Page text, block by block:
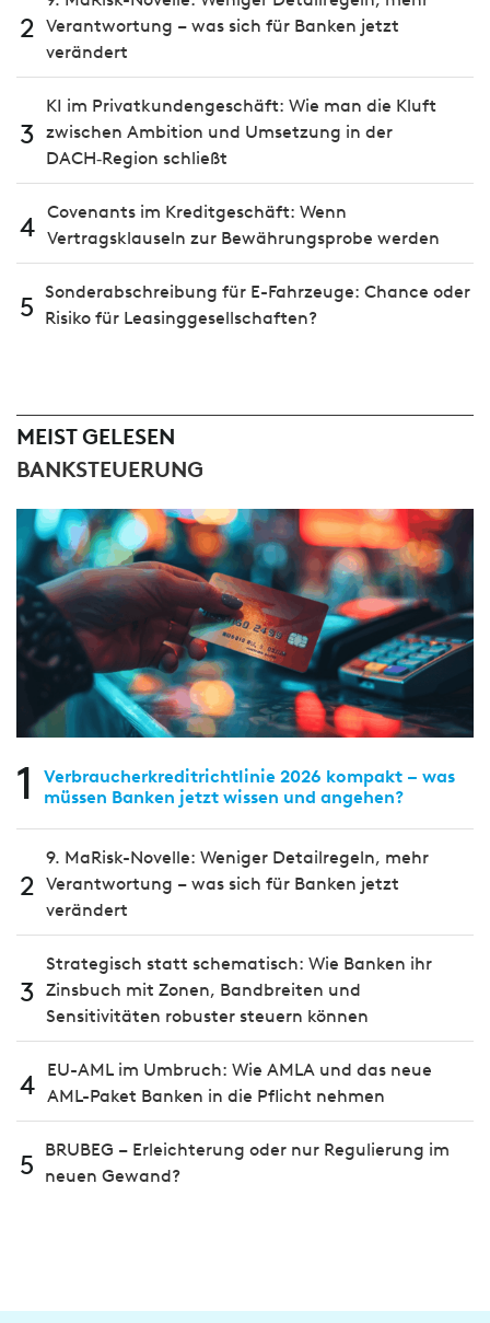
2 Verantwortung – was sich für Banken jetzt
verändert
3
KI im Privatkundengeschäft: Wie man die Kluft
zwischen Ambition und Umsetzung in der
DACH‑Region schließt
4 Covenants im Kreditgeschäft: Wenn
Vertragsklauseln zur Bewährungsprobe werden
5 Sonderabschreibung für E-Fahrzeuge: Chance oder
Risiko für Leasinggesellschaften?
MEIST GELESEN
BANKSTEUERUNG
1
Verbraucherkreditrichtlinie 2026 kompakt – was
müssen Banken jetzt wissen und angehen?
2
9. MaRisk-Novelle: Weniger Detailregeln, mehr
Verantwortung – was sich für Banken jetzt
verändert
3
Strategisch statt schematisch: Wie Banken ihr
Zinsbuch mit Zonen, Bandbreiten und
Sensitivitäten robuster steuern können
4
EU-AML im Umbruch: Wie AMLA und das neue
AML-Paket Banken in die Pflicht nehmen
5
BRUBEG – Erleichterung oder nur Regulierung im
neuen Gewand?